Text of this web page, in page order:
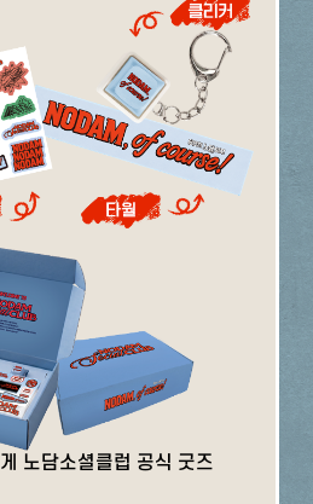
노담소셜클럽 공식 굿즈